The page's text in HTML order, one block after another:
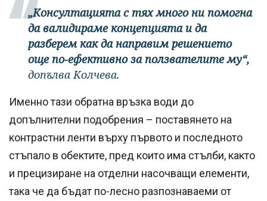
„Консултацията с тях много ни помогна
да валидираме концепцията и да
разберем как да направим решението
още по-ефективно за ползвателите му“,
допълва Колчева.
Именно тази обратна връзка води до
допълнителни подобрения – поставянето на
контрастни ленти върху първото и последното
стъпало в обектите, пред които има стълби, както
и прецизиране на отделни насочващи елементи,
така че да бъдат по-лесно разпознаваеми от